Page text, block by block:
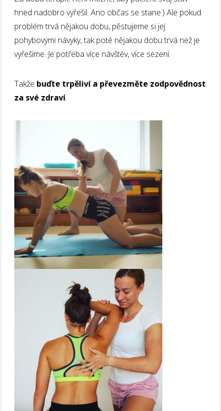
hned nadobro vyřešil. Ano občas se stane:) Ale pokud
problém trvá nějakou dobu, pěstujeme si jej
pohybovými návyky, tak poté nějakou dobu trvá než je
vyřešíme. Je potřeba více návštěv, více sezení.
Takže buďte trpěliví a převezměte zodpovědnost
za své zdraví.